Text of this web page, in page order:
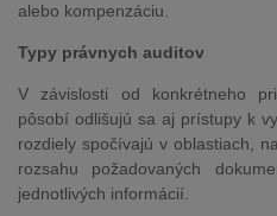
alebo kompenzáciu.
Typy právnych auditov
V závislosti od konkrétneho
pôsobí odlišujú sa aj prístupy k
rozdiely spočívajú v oblastiach,
rozsahu požadovaných
jednotlivých informácií.